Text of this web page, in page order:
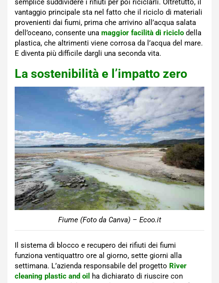
semplice suddividere i rifiuti per poi riciclarli. Oltretutto, il
vantaggio principale sta nel fatto che il riciclo di materiali
provenienti dai fiumi, prima che arrivino all’acqua salata
dell’oceano, consente una maggior facilità di riciclo della
plastica, che altrimenti viene corrosa da l’acqua del mare.
E diventa più difficile dargli una seconda vita.
La sostenibilità e l’impatto zero
Fiume (Foto da Canva) – Ecoo.it
Il sistema di blocco e recupero dei rifiuti dei fiumi
funziona ventiquattro ore al giorno, sette giorni alla
settimana. L’azienda responsabile del progetto River
cleaning plastic and oil
ha dichiarato di riuscire con